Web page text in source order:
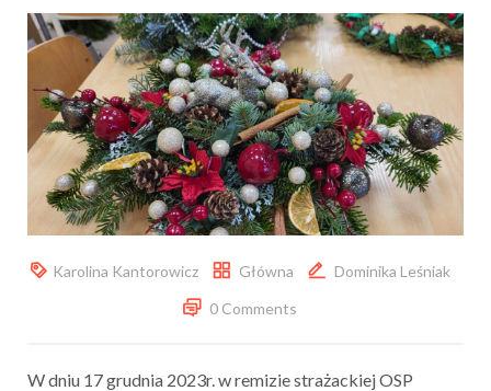
Karolina Kantorowicz Główna
Dominika Leśniak
0 Comments
W dniu 17 grudnia 2023r. w remizie strażackiej OSP